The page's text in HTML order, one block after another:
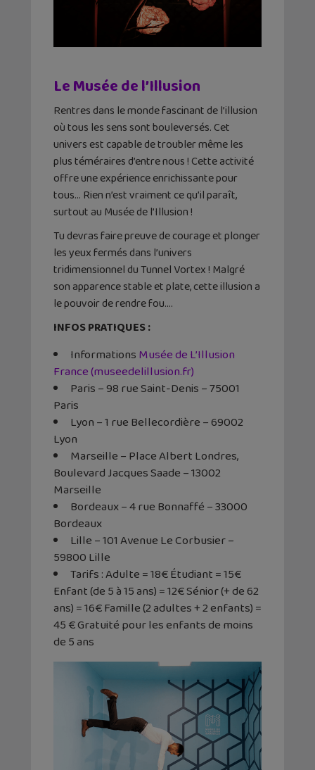
Le Musée de l’Illusion
Rentres dans le monde fascinant de l’illusion
où tous les sens sont bouleversés. Cet
univers est capable de troubler même les
plus téméraires d’entre nous ! Cette activité
offre une expérience enrichissante pour
tous… Rien n’est vraiment ce qu’il paraît,
surtout au Musée de l’Illusion !
Tu devras faire preuve de courage et plonger
les yeux fermés dans l’univers
tridimensionnel du Tunnel Vortex ! Malgré
son apparence stable et plate, cette illusion a
le pouvoir de rendre fou….
INFOS PRATIQUES :
InformationsMusée de L’Illusion
France (museedelillusion.fr)
Paris – 98 rue Saint-Denis – 75001
Paris
Lyon – 1 rue Bellecordière – 69002
Lyon
Marseille – Place Albert Londres,
Boulevard Jacques Saade – 13002
Marseille
Bordeaux – 4 rue Bonnaffé – 33000
Bordeaux
Lille – 101 Avenue Le Corbusier –
59800 Lille
Tarifs : Adulte = 18€ Étudiant = 15€
Enfant (de 5 à 15 ans) = 12€ Sénior (+ de 62
ans) = 16€ Famille (2 adultes + 2 enfants) =
45 € Gratuité pour les enfants de moins
de 5 ans